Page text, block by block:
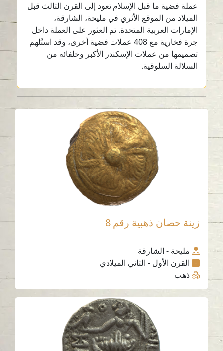
عملة فضية ما قبل الإسلام تعود إلى القرن الثالث قبل
الميلاد من الموقع الأثري في مليحة، الشارقة،
الإمارات العربية المتحدة. تم العثور على العملة داخل
جرة فخارية مع 408 عملات فضية أخرى، وقد استُلهم
تصميمها من عملات الإسكندر الأكبر وخلفائه من
السلالة السلوقية.
زينة حصان ذهبية رقم 8
مليحة - الشارقة
القرن الأول - الثاني الميلادي
ذهب